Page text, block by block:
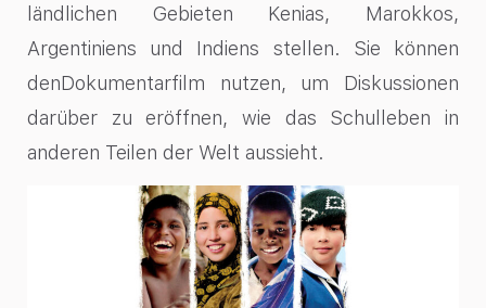
ländlichen Gebieten Kenias, Marokkos,
Argentiniens und Indiens stellen. Sie können
denDokumentarfilm nutzen, um Diskussionen
darüber zu eröffnen, wie das Schulleben in
anderen Teilen der Welt aussieht.